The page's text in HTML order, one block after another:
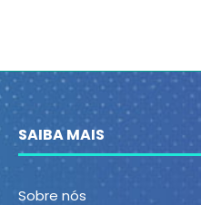
SAIBA MAIS
Sobre nós